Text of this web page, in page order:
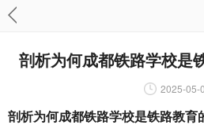
剖析为何成都铁路学校是
2025-05-
剖析为何成都铁路学校是铁路教育